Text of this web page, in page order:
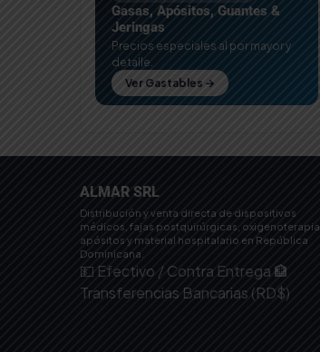
Gasas, Apósitos, Guantes &
Jeringas
Precios especiales al por mayor y
detalle.
Ver Gastables →
ALMAR SRL
Distribución y venta directa de dispositivos
médicos, fajas postquirúrgicas, oxigenoterapia,
apósitos y material hospitalario en República
Dominicana.
💵 Efectivo / Contra Entrega 🏦
Transferencias Bancarias (RD$)